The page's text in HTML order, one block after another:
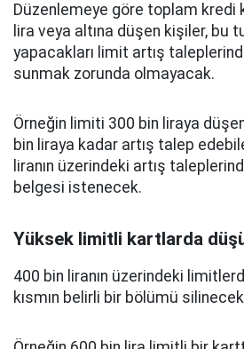
Düzenlemeye göre toplam kredi
lira veya altına düşen kişiler, bu
yapacakları limit artış
sunmak zorunda olmayacak.
Örneğin limiti 300 bin liraya
bin liraya kadar artış talep
liranın üzerindeki artış
belgesi istenecek.
Yüksek limitli kartlarda
400 bin liranın üzerindeki
kısmın belirli bir bölümü